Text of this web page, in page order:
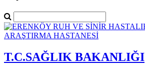
T.C.SAĞLIK BAKANLIĞI